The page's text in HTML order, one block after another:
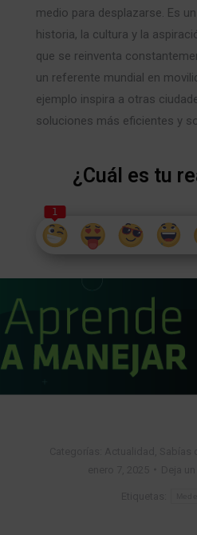
medio para desplazarse. Es
historia, la cultura y la
que se reinventa
un referente mundial en
ejemplo inspira a otras
soluciones más eficientes y
¿Cuál es tu
1